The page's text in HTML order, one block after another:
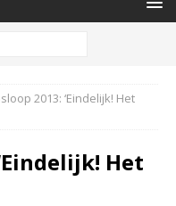
2013: ‘Eindelijk! Het
Het